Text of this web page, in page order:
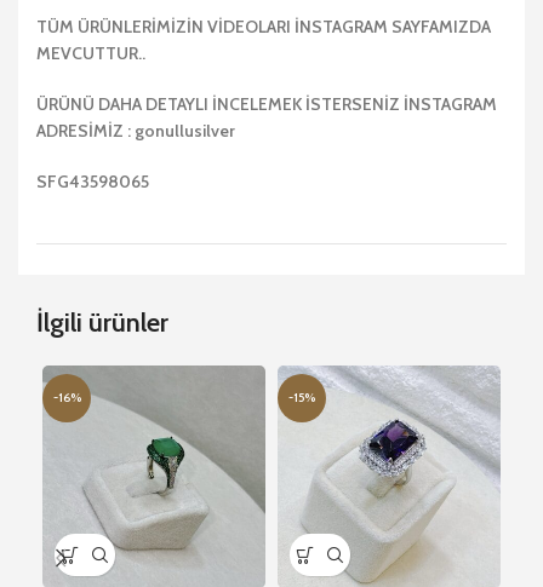
TÜM ÜRÜNLERİMİZİN VİDEOLARI İNSTAGRAM SAYFAMIZDA
MEVCUTTUR..
ÜRÜNÜ DAHA DETAYLI İNCELEMEK İSTERSENİZ İNSTAGRAM
ADRESİMİZ : gonullusilver
SFG43598065
İlgili ürünler
-16% -15%